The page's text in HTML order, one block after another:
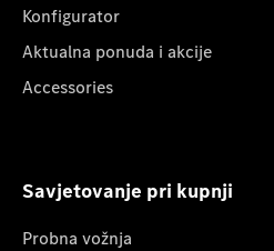
Konfigurator
Aktualna ponuda i akcije
Accessories
Savjetovanje pri kupnji
Probna vožnja